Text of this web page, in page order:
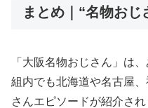
まとめ｜“名物おじ
「大阪名物おじさん」は
組内でも北海道や名古屋
さんエピソードが紹介され